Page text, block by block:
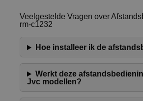
Veelgestelde Vragen over
rm-c1232
Hoe installeer ik de
Werkt deze
Jvc modellen?